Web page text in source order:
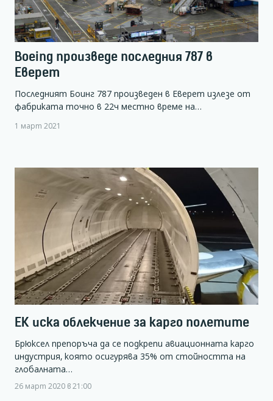
Boeing произведе последния 787 в
Еверет
Последният Боинг 787 произведен в Еверет излезе от
фабриката точно в 22ч местно време на…
1 март 2021
ЕК иска облекчение за карго полетите
Брюксел препоръча да се подкрепи авиационната карго
индустрия, която осигурява 35% от стойността на
глобалната…
26 март 2020 в 21:00